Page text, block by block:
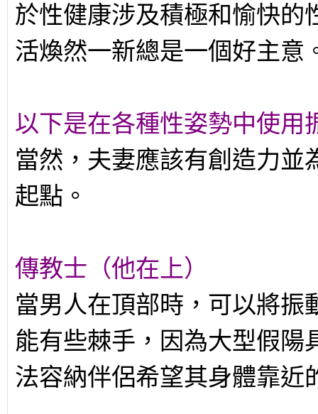
於性健康涉及積極和愉快的
活煥然一新總是一個好主意
以下是在各種性姿勢中使用
當然，夫妻應該有創造力並
起點。
傳教士（他在上）
當男人在頂部時，可以將振
能有些棘手，因為大型假陽
法容納伴侶希望其身體靠近